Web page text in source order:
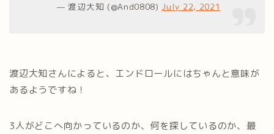
— 渡辺大知 (@And0808)July 22, 2021
渡辺大知さんによると、エンドロールにはちゃんと意味が
あるようですね！
3人がどこへ向かっているのか、何を探しているのか、最